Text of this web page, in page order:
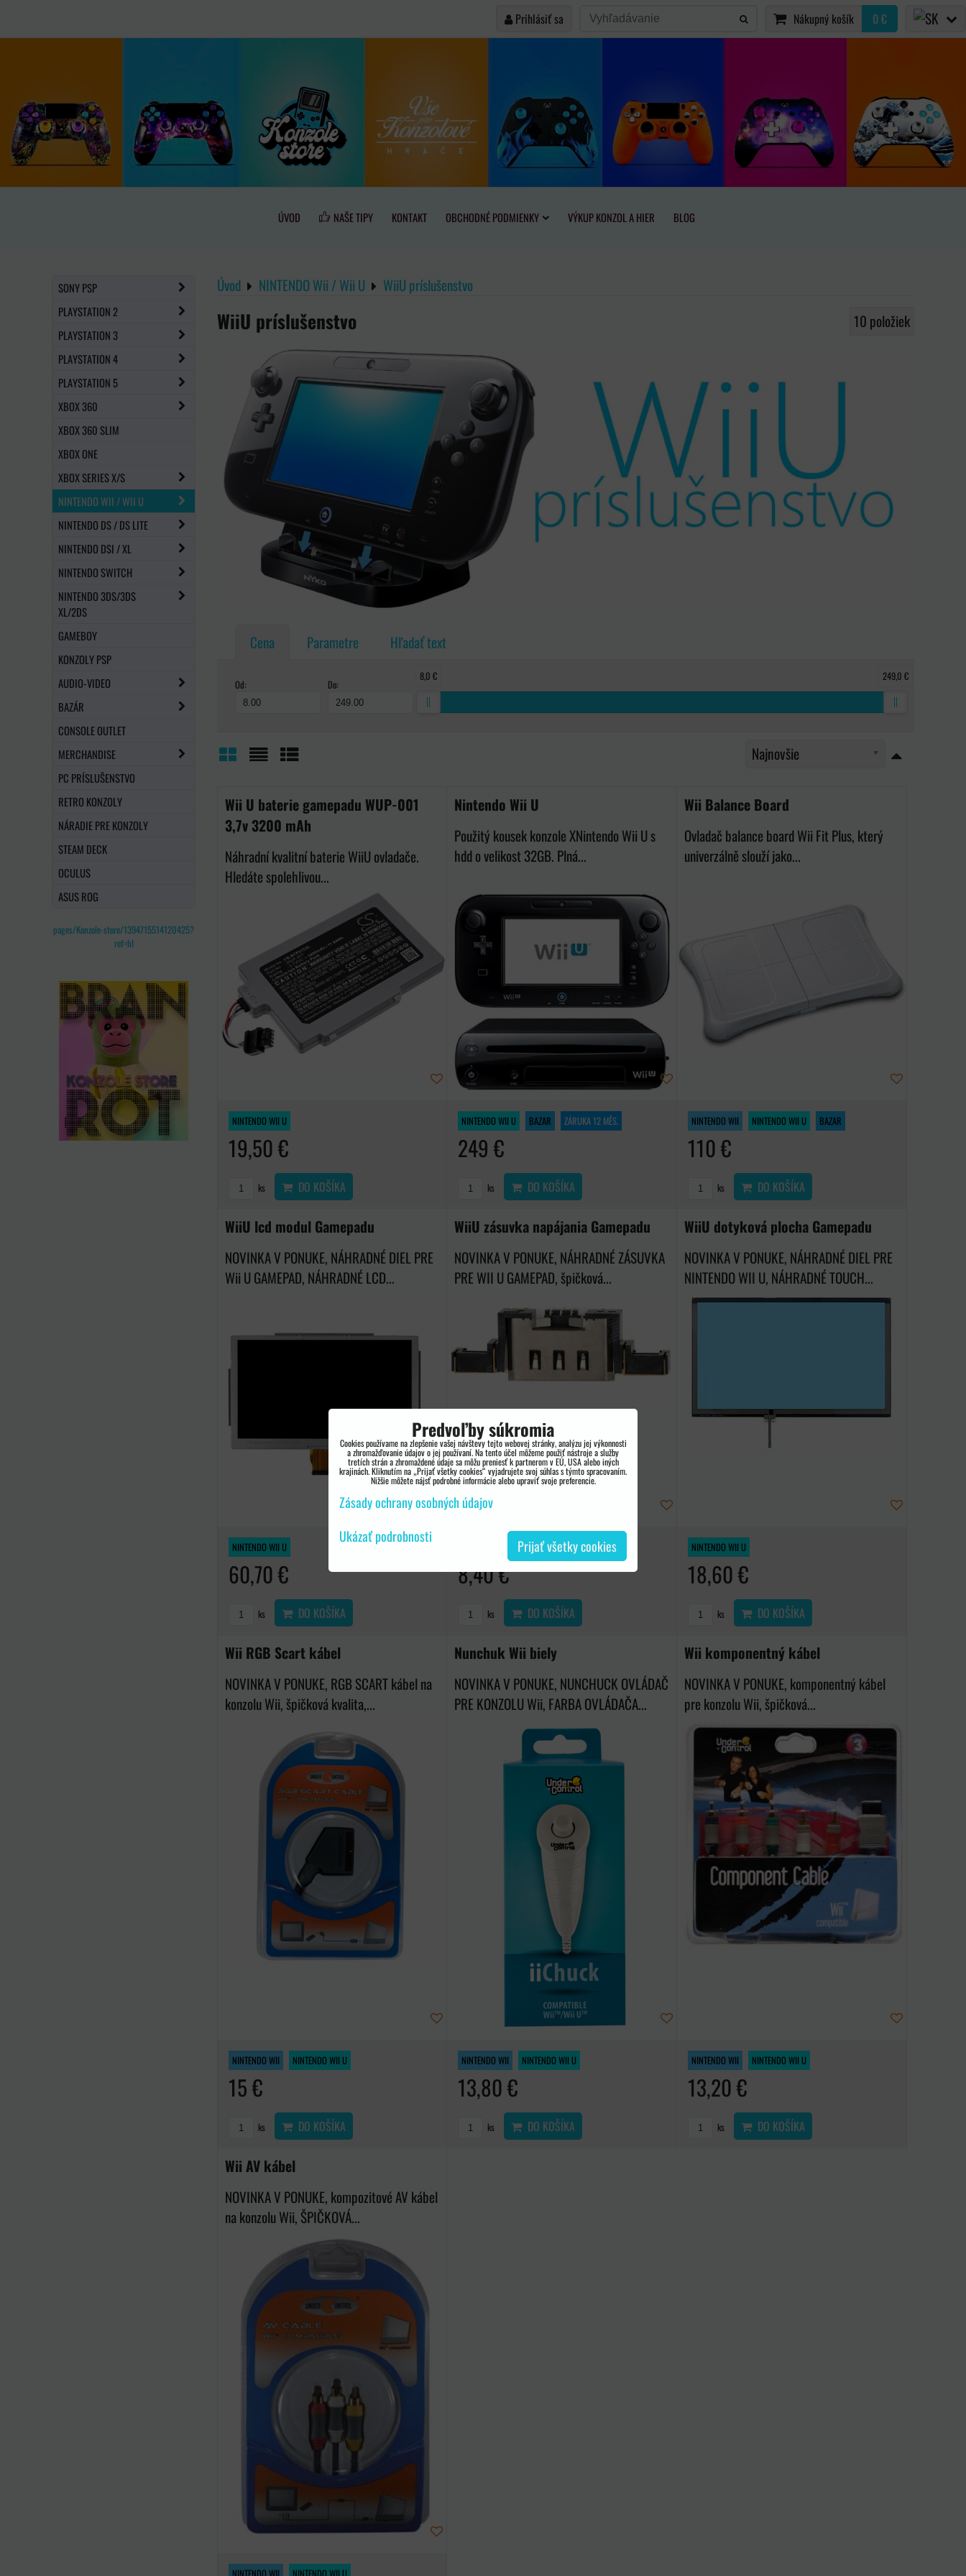
Prihlásiť sa Nákupný košík 0 €
ÚVOD NAŠE TIPY KONTAKT OBCHODNÉ PODMIENKY VÝKUP KONZOL A HIER BLOG
Úvod NINTENDO Wii / Wii U WiiU príslušenstvo
WiiU príslušenstvo 10 položiek
Cena Parametre Hľadať text
Od: Do:
8,0 € 249,0 €
Najnovšie
Wii U baterie gamepadu WUP-001
3,7v 3200 mAh
Náhradní kvalitní baterie WiiU ovladače.
Hledáte spolehlivou...
NINTENDO WII U
19,50 €
ks DO KOŠÍKA
Nintendo Wii U
Použitý kousek konzole XNintendo Wii U s
hdd o velikost 32GB. Plná...
NINTENDO WII U BAZAR ZÁRUKA 12 MĚS.
249 €
ks DO KOŠÍKA
Wii Balance Board
Ovladač balance board Wii Fit Plus, který
univerzálně slouží jako...
NINTENDO WII NINTENDO WII U BAZAR
110 €
ks DO KOŠÍKA
WiiU lcd modul Gamepadu
NOVINKA V PONUKE, NÁHRADNÉ DIEL PRE
Wii U GAMEPAD, NÁHRADNÉ LCD...
NINTENDO WII U
60,70 €
ks DO KOŠÍKA
WiiU zásuvka napájania Gamepadu
NOVINKA V PONUKE, NÁHRADNÉ ZÁSUVKA
PRE WII U GAMEPAD, špičková...
8,40 €
ks DO KOŠÍKA
WiiU dotyková plocha Gamepadu
NOVINKA V PONUKE, NÁHRADNÉ DIEL PRE
NINTENDO WII U, NÁHRADNÉ TOUCH...
NINTENDO WII U
18,60 €
ks DO KOŠÍKA
Wii RGB Scart kábel
NOVINKA V PONUKE, RGB SCART kábel na
konzolu Wii, špičková kvalita,...
NINTENDO WII NINTENDO WII U
15 €
ks DO KOŠÍKA
Nunchuk Wii biely
NOVINKA V PONUKE, NUNCHUCK OVLÁDAČ
PRE KONZOLU Wii, FARBA OVLÁDAČA...
NINTENDO WII NINTENDO WII U
13,80 €
ks DO KOŠÍKA
Wii komponentný kábel
NOVINKA V PONUKE, komponentný kábel
pre konzolu Wii, špičková...
NINTENDO WII NINTENDO WII U
13,20 €
ks DO KOŠÍKA
Wii AV kábel
NOVINKA V PONUKE, kompozitové AV kábel
na konzolu Wii, ŠPIČKOVÁ...
NINTENDO WII NINTENDO WII U
SONY PSP
PLAYSTATION 2
PLAYSTATION 3
PLAYSTATION 4
PLAYSTATION 5
XBOX 360
XBOX 360 SLIM
XBOX ONE
XBOX SERIES X/S
NINTENDO WII / WII U
NINTENDO DS / DS LITE
NINTENDO DSI / XL
NINTENDO SWITCH
NINTENDO 3DS/3DS
XL/2DS
GAMEBOY
KONZOLY PSP
AUDIO-VIDEO
BAZÁR
CONSOLE OUTLET
MERCHANDISE
PC PRÍSLUŠENSTVO
RETRO KONZOLY
NÁRADIE PRE KONZOLY
STEAM DECK
OCULUS
ASUS ROG
pages/Konzole-store/1394715514120425?
ref=hl
Predvoľby súkromia
Cookies používame na zlepšenie vašej návštevy tejto webovej stránky, analýzu jej výkonnosti
a zhromažďovanie údajov o jej používaní. Na tento účel môžeme použiť nástroje a služby
tretích strán a zhromaždené údaje sa môžu preniesť k partnerom v EÚ, USA alebo iných
krajinách. Kliknutím na „Prijať všetky cookies“ vyjadrujete svoj súhlas s týmto spracovaním.
Nižšie môžete nájsť podrobné informácie alebo upraviť svoje preferencie.
Zásady ochrany osobných údajov
Ukázať podrobnosti
Prijať všetky cookies